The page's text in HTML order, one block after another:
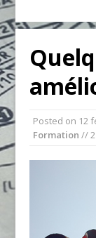
Posted on 12
Formation //